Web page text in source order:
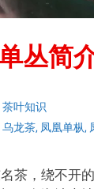
丛简
茶叶知识
乌龙茶, 凤凰单枞,
茶，绕不开